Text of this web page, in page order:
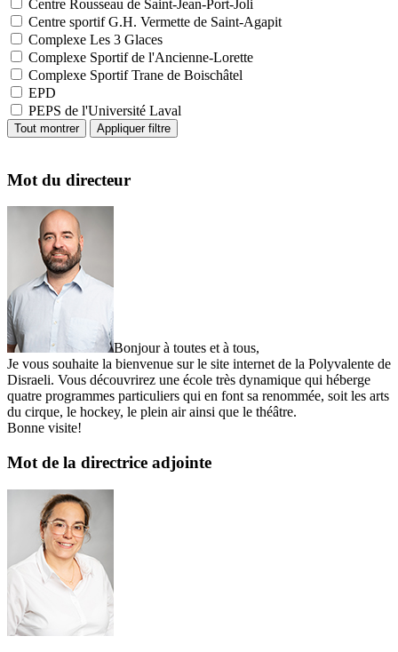
Centre Rousseau de Saint-Jean-Port-Joli
Centre sportif G.H. Vermette de Saint-Agapit
Complexe Les 3 Glaces
Complexe Sportif de l'Ancienne-Lorette
Complexe Sportif Trane de Boischâtel
EPD
PEPS de l'Université Laval
Mot du directeur
Bonjour à toutes et à tous,
Je vous souhaite la bienvenue sur le site internet de la Polyvalente de
Disraeli. Vous découvrirez une école très dynamique qui héberge
quatre programmes particuliers qui en font sa renommée, soit les arts
du cirque, le hockey, le plein air ainsi que le théâtre.
Bonne visite!
Mot de la directrice adjointe